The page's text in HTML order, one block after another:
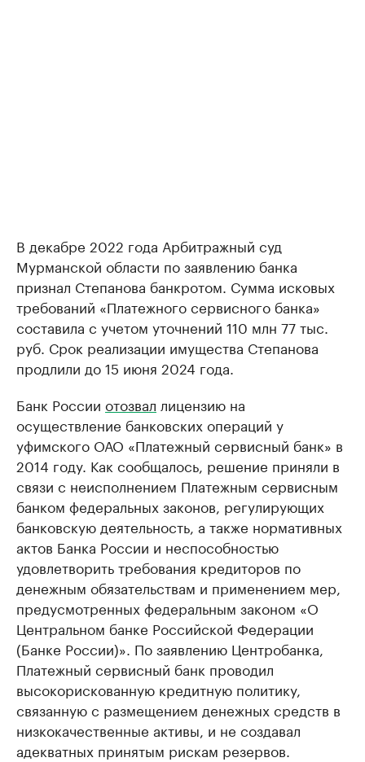
В декабре 2022 года Арбитражный суд
Мурманской области по заявлению банка
признал Степанова банкротом. Сумма исковых
требований «Платежного сервисного банка»
составила с учетом уточнений 110 млн 77 тыс.
руб. Срок реализации имущества Степанова
продлили до 15 июня 2024 года.
Банк России отозвал лицензию на
осуществление банковских операций у
уфимского ОАО «Платежный сервисный банк» в
2014 году. Как сообщалось, решение приняли в
связи с неисполнением Платежным сервисным
банком федеральных законов, регулирующих
банковскую деятельность, а также нормативных
актов Банка России и неспособностью
удовлетворить требования кредиторов по
денежным обязательствам и применением мер,
предусмотренных федеральным законом «О
Центральном банке Российской Федерации
(Банке России)». По заявлению Центробанка,
Платежный сервисный банк проводил
высокорискованную кредитную политику,
связанную с размещением денежных средств в
низкокачественные активы, и не создавал
адекватных принятым рискам резервов.